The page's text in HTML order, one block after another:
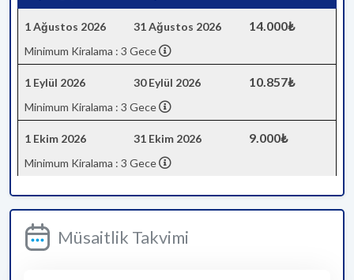
1 Ağustos 2026 31 Ağustos 2026 14.000₺
Minimum Kiralama : 3 Gece
1 Eylül 2026 30 Eylül 2026 10.857₺
Minimum Kiralama : 3 Gece
1 Ekim 2026 31 Ekim 2026 9.000₺
Minimum Kiralama : 3 Gece
Müsaitlik Takvimi